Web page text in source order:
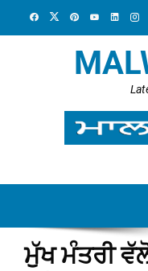
ਮੁੱਖ ਮੰਤਰੀ